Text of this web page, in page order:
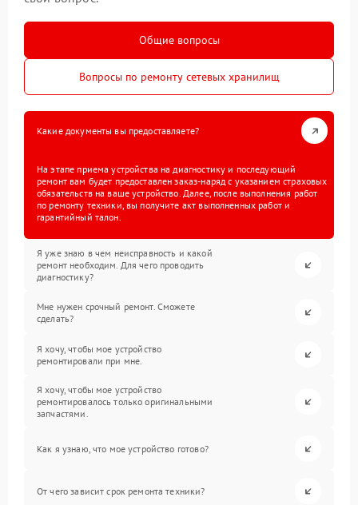
Общие вопросы
Вопросы по ремонту сетевых хранилищ
Какие документы вы предоставляете?
На этапе приема устройства на диагностику и последующий
ремонт вам будет предоставлен заказ-наряд с указанием страховых
обязательств на ваше устройство. Далее, после выполнения работ
по ремонту техники, вы получите акт выполненных работ и
гарантийный талон.
Я уже знаю в чем неисправность и какой
ремонт необходим. Для чего проводить
диагностику?
Мне нужен срочный ремонт. Сможете
сделать?
Я хочу, чтобы мое устройство
ремонтировали при мне.
Я хочу, чтобы мое устройство
ремонтировалось только оригинальными
запчастями.
Как я узнаю, что мое устройство готово?
От чего зависит срок ремонта техники?